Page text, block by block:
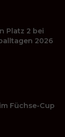
Platz 2 bei
2026
Füchse-Cup